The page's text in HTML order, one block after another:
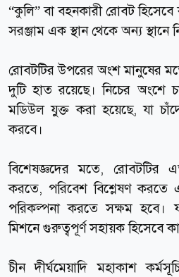
“কুলি” বা বহনকারী রোবট
সরঞ্জাম এক স্থান থেকে অন্য স্থানে
রোবটটির উপরের অংশ মানুষের
দুটি হাত রয়েছে। নিচের অংশে
মডিউল যুক্ত করা হয়েছে, যা
করবে।
বিশেষজ্ঞদের মতে, রোবটটির
করতে, পরিবেশ বিশ্লেষণ করতে
পরিকল্পনা করতে সক্ষম হবে।
মিশনে গুরুত্বপূর্ণ সহায়ক হিসেবে
চীন দীর্ঘমেয়াদি মহাকাশ